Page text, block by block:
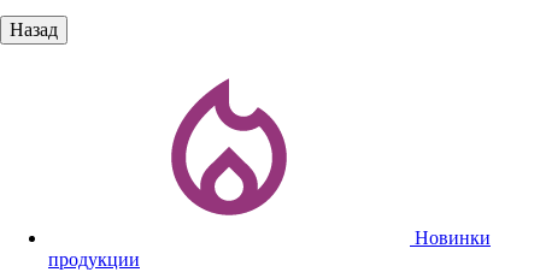
Назад
Новинки
продукции